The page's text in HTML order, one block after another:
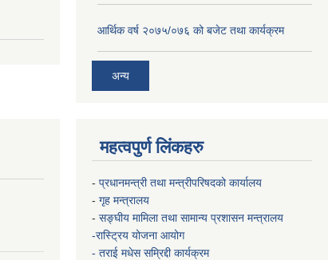
आर्थिक वर्ष २०७५/०७६ को बजेट तथा कार्यक्रम
अन्य
महत्वपुर्ण लिंकहरु
- प्रधानमन्त्री तथा मन्त्रीपरिषदको कार्यालय
- गृह मन्त्रालय
- सङ्घीय मामिला तथा सामान्य प्रशासन मन्त्रालय
-रास्ट्रिय योजना आयोग
- तराई मधेस सम्रिद्दी कार्यक्रम